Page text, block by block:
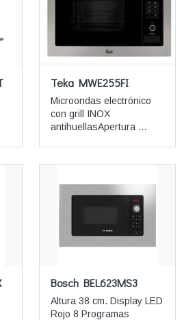
Teka MWE255FI
Microondas electrónico
con grill INOX
antihuellasApertura ...
Bosch BEL623MS3
Altura 38 cm. Display LED
Rojo 8 Programas